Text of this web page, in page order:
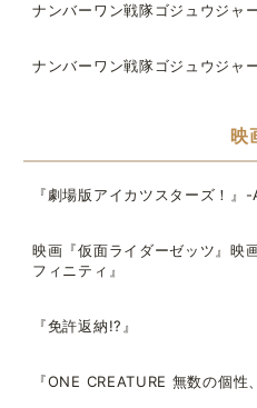
ナンバーワン戦隊ゴジュウジャ
ナンバーワン戦隊ゴジュウジャ
映
『劇場版アイカツスターズ！
映画『仮面ライダーゼッツ』映
フィニティ』
『免許返納!?』
『ONE CREATURE 無数の個性